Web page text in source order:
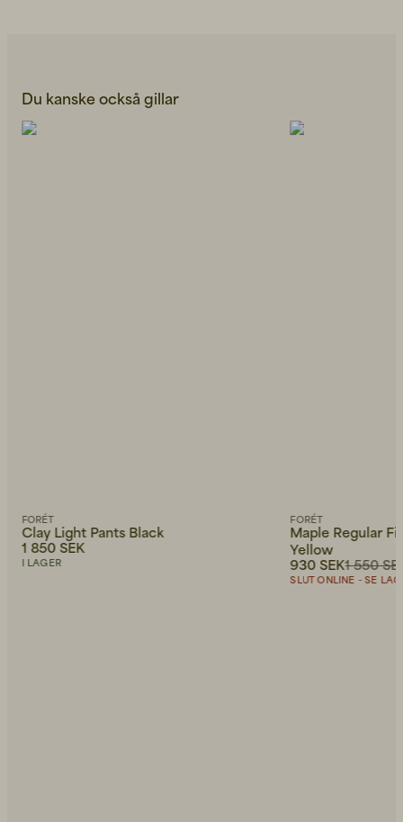
Du kanske också gillar
FORÉT
Clay Light Pants Black
1 850 SEK
I LAGER
FORÉT
Maple Regular
Yellow
1 550
930 SEK
SLUT ONLINE - SE